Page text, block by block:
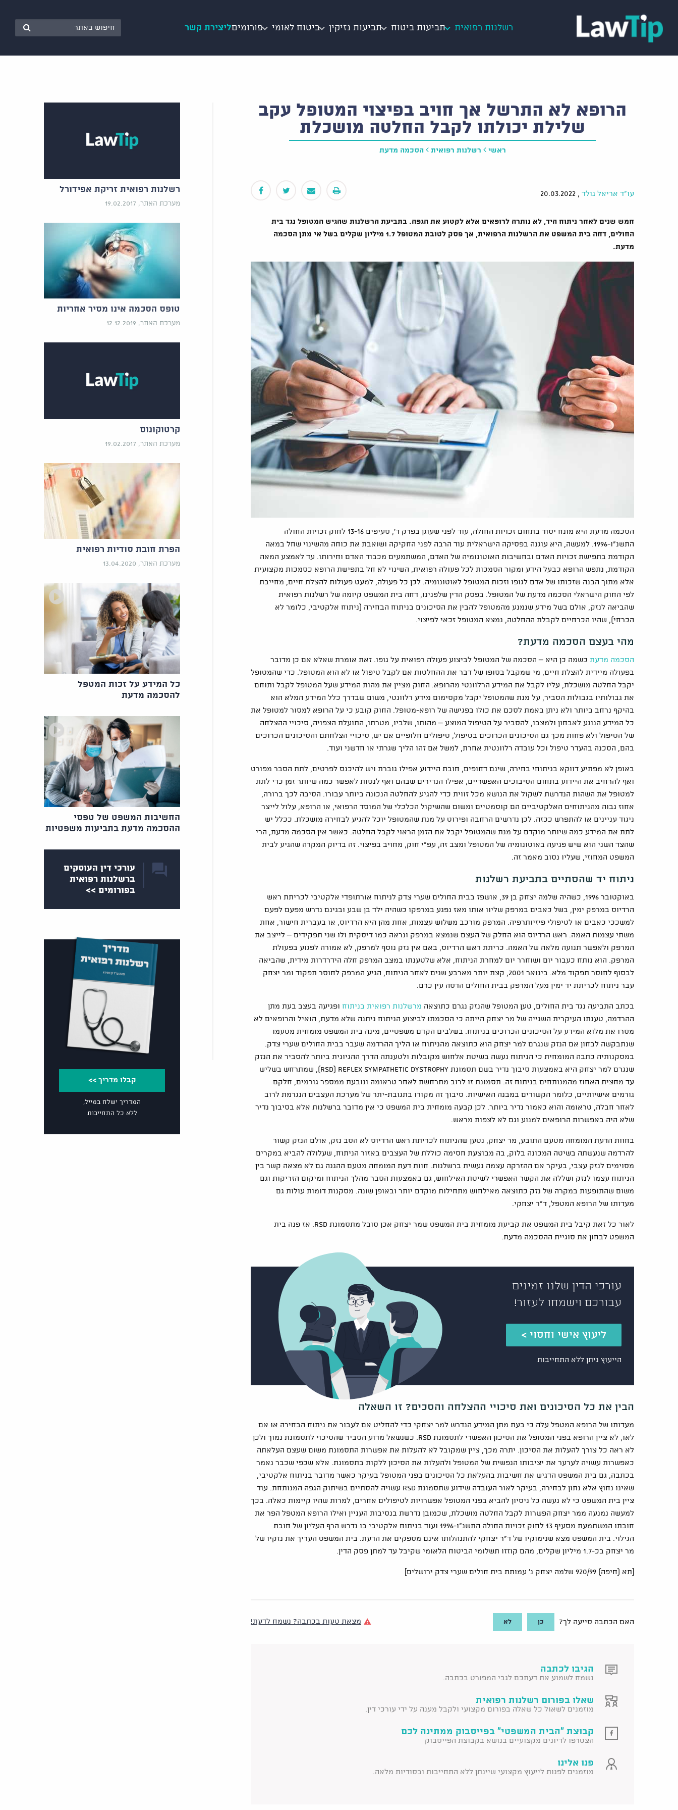
רשלנות רפואית תביעות ביטוח תביעות נזיקין ביטוח לאומי פורומיםליצירת קשר
הרופא לא התרשל אך חויב בפיצוי המטופל עקב
שלילת יכולתו לקבל החלטה מושכלת
ראשי רשלנות רפואית הסכמה מדעת
עו"ד אריאל גולד ,
20.03.2022
חמש שנים לאחר ניתוח היד, לא נותרה לרופאים אלא לקטוע את הגפה. בתביעת הרשלנות שהגיש המטופל נגד בית
החולים, דחה בית המשפט את הרשלנות הרפואית, אך פסק לטובת המטופל 1.7 מיליון שקלים בשל אי מתן הסכמה
מדעת.
הסכמה מדעת היא מונח יסוד בתחום זכויות החולה, עוד לפני שעוגן בפרק ד', סעיפים 13-16 לחוק זכויות החולה
התשנ"ו-1996. למעשה, היא עוגנה בפסיקה הישראלית עוד הרבה לפני החקיקה ושואבת את כוחה מהשינוי שחל במאה
הקודמת בתפישת זכויות האדם ובחשיבות האוטונומיה של האדם, המשתמעים מכבוד האדם וחירותו. עד לאמצע המאה
הקודמת, נתפש הרופא כבעל הידע ומקור הסמכות לכל פעולה רפואית, השינוי לא חל בתפישת הרופא כסמכות מקצועית
אלא מתוך הבנה שזכותו של אדם לגופו וזכות המטופל לאוטונומיה. לכן כל פעולה, למעט פעולות להצלת חיים, מחייבת
לפי החוק הישראלי הסכמה מדעת של המטופל. בפסק הדין שלפנינו, דחה בית המשפט קיומה של רשלנות רפואית
שהביאה לנזק, אולם בשל מידע שנמנע מהמטופל להבין את הסיכונים בניתוח הבחירה (ניתוח אלקטיבי, כלומר לא
הכרחי), שהיו הכרחיים לקבלת ההחלטה, נמצא המטופל זכאי לפיצוי.
מהי בעצם הסכמה מדעת?
הסכמה מדעת כשמה כן היא – הסכמה של המטופל לביצוע פעולה רפואית על גופו. זאת אומרת שאלא אם כן מדובר
בפעולה מיידית להצלת חיים, מי שמקבל בסופו של דבר את ההחלטות אם לקבל טיפול או לא הוא המטופל. כדי שהמטופל
יקבל החלטה מושכלת, עליו לקבל את המידע הרלוונטי מהרופא. החוק מציין את מהות המידע שעל המטופל לקבל ותוחם
את גבולותיו בגבולות הסביר, על מנת שהמטופל יקבל מקסימום מידע רלוונטי, משום שבדרך כלל המידע המלא הוא
בהיקף נרחב ביותר ולא ניתן באמת לסכם את כולו בפגישה של רופא-מטופל. החוק קובע כי על הרופא למסור למטופל את
כל המידע הנוגע לאבחון ולמצבו, להסביר על הטיפול המוצע – מהותו, שלביו, מטרתו, התועלת הצפויה, סיכויי ההצלחה
של הטיפול ולא פחות מכך גם הסיכונים הכרוכים בטיפול, טיפולים חלופיים אם יש, סיכויי הצלחתם והסיכונים הכרוכים
בהם, הסכנה בהעדר טיפול וכל עובדה רלוונטית אחרת, למשל אם זהו הליך שגרתי או חדשני ועוד.
באופן לא מפתיע דווקא בניתוחי בחירה, שינם דחופים, חובת היידוע אפילו גוברת ויש להיכנס לפרטים, לתת הסבר מפורט
ואף להרחיב את היידוע בתחום הסיבוכים האפשריים, אפילו הנדירים שבהם ואף לנסות לאפשר כמה שיותר זמן כדי לתת
למטופל את השהות הנדרשת לשקול את הנושא מכל זווית כדי להגיע להחלטה הנכונה ביותר עבורו. הסיבה לכך ברורה,
אחוז גבוה מהניתוחים האלקטיביים הם קוסמטיים ומשום שהשיקול הכלכלי של המוסד הרפואי, או הרופא, עלול לייצר
ניגוד עניינים או להתפרש ככזה. לכן נדרשים הרחבה ופירוט על מנת שהמטופל יוכל להגיע לבחירה מושכלת. ככלל יש
לתת את המידע כמה שיותר מוקדם על מנת שהמטופל יקבל את הזמן הראוי לקבל החלטה. כאשר אין הסכמה מדעת, הרי
שהצד השני הוא שיש פגיעה באוטונומיה של המטופל ומצב זה, עפ"י חוק, מחויב בפיצוי. זה בדיוק המקרה שהגיע לבית
המשפט המחוזי, שעליו נסוב מאמר זה.
ניתוח יד שהסתיים בתביעת רשלנות
באוקטובר 1996, כשהיה שלמה יצחק בן 39, אושפז בבית החולים שערי צדק לניתוח אורתופדי אלקטיבי לכריתת ראש
הרדיוס במרפק ימין, בשל כאבים במרפק שליוו אותו מאז נפגע במרפקו כשהיה ילד בן שבע ובגינם נדרש מפעם לפעם
למשככי כאבים או לטיפולי פיזיותרפיה. המרפק מורכב משלוש עצמות, אחת מהן היא הרדיוס, או בעברית חישור, אחת
משתי עצמות האמה. ראש הרדיוס הוא החלק של העצם שנמצא במרפק ונראה כמו דיסקית ולו שני תפקידים – לייצב את
המרפק ולאפשר תנועה מלאה של האמה. כריתת ראש הרדיוס, באם אין נזק נוסף למרפק, לא אמורה לפגוע בפעולת
המרפק. הוא נותח כעבור יום ושוחרר יום למחרת הניתוח, אלא שלטענתו במצב המרפק חלה הידרדרות מידית, שהביאה
לבסוף לחוסר תפקוד מלא. בינואר 2001, קצת יותר מארבע שנים לאחר הניתוח, הגיע המרפק לחוסר תפקוד ומר יצחק
עבר ניתוח לכריתת יד ימין מעל המרפק בבית החולים הדסה עין כרם.
בכתב התביעה נגד בית החולים, טען המטופל שהנזק נגרם כתוצאה מרשלנות רפואית בניתוח ופגיעה בעצב בעת מתן
ההרדמה, טענתו העיקרית השנייה של מר יצחק הייתה כי הסכמתו לביצוע הניתוח ניתנה שלא מדעת, הואיל והרופאים לא
מסרו את מלוא המידע על הסיכונים הכרוכים בניתוח. בשלבים הקדם משפטיים, מינה בית המשפט מומחית מטעמו
שנתבקשה לבחון אם הנזק שנגרם למר יצחק הוא כתוצאה מהניתוח או הליך ההרדמה שעבר בבית החולים שערי צדק.
במסקנותיה כתבה המומחית כי הניתוח נעשה בשיטת אלחוש מקובלות ולטענתה הדרך ההגיונית ביותר להסביר את הנזק
שנגרם למר יצחק היא באמצעות סיבוך נדיר בשם תסמונת RSD) Reflex Sympathetic Dystrophy), שמתרחש בשליש
עד מחצית האחוז מהמנותחים בניתוח זה. תסמונת זו לרוב מתרחשת לאחר טראומה ונובעת ממספר גורמים, חלקם
גורמים אישיותיים, כלומר הקשורים במבנה האישיות. סיבוך זה מקורו בתגובת-יתר של מערכת העצבים הנגרמת לרוב
לאחר חבלה, טראומה והוא כאמור נדיר ביותר. לכן קבעה מומחית בית המשפט כי אין מדובר ברשלנות אלא בסיבוך נדיר
שלא היה באפשרות הרופאים למנוע וגם לא לצפות מראש.
בחוות הדעת המומחה מטעם התובע, מר יצחק, נטען שהניתוח לכריתת ראש הרדיוס לא הסב נזק, אולם הנזק קשור
להרדמה שנעשתה בשיטה המכונה בלוק, בה מבוצעת חסימה כוללת של העצבים באזור הניתוח, שעלולה להביא במקרים
מסוימים לנזק עצבי, בעיקר אם ההזרקה עצמה נעשית ברשלנות. חוות דעת המומחה מטעם ההגנה גם לא מצאה קשר בין
הניתוח עצמו לנזק ושללה את הקשר האפשרי לשיטת האילחוש, גם באמצעות הסבר מהלך הניתוח ומיקום הזריקות וגם
משום שהתופעות במקרה של נזק כתוצאה מאילחוש מתחילות מוקדם יותר ובאופן שונה. מסקנות דומות עולות גם
מעדותו של הרופא המטפל, ד"ר יצחקי.
לאור כל זאת קיבל בית המשפט את קביעת מומחית בית המשפט שמר יצחק אכן סובל מתסמונת RSD. אז פנה בית
המשפט לבחון את סוגיית ההסכמה מדעת.
עורכי הדין שלנו זמינים
עבורכם וישמחו לעזור!
ליעוץ אישי וחסוי >
הייעוץ ניתן ללא התחייבות
הבין את כל הסיכונים ואת סיכויי ההצלחה והסכים? זו השאלה
מעדותו של הרופא המטפל עלה כי בעת מתן המידע הנדרש למר יצחקי כדי להחליט אם לעבור את ניתוח הבחירה או אם
לאו, לא ציין הרופא בפני המטופל את הסיכון האפשרי לתסמונת RSD. כשנשאל מדוע הסביר שהסיכוי לתסמונת נמוך ולכן
לא ראה כל צורך להעלות את הסיכון. יתרה מכך, ציין שמקובל לא להעלות את אפשרות התסמונת משום שעצם העלאתה
כאפשרות עשויה לערער את יציבותו הנפשית של המטופל ולהעלות את הסיכון ללקות בתסמונת. אלא שכפי שכבר נאמר
בכתבה, גם בית המשפט הדגיש את חשיבות בהעלאת כל הסיכונים בפני המטופל בעיקר כאשר מדובר בניתוח אלקטיבי,
שאינו נחוץ אלא נתון לבחירה, בעיקר לאור העובדה שידוע שתסמונת RSD עשויה להסתיים בשיתוק הגפה המנותחת. עוד
ציין בית המשפט כי לא נעשה כל ניסיון להביא בפני המטופל אפשרויות לטיפולים אחרים, למרות שהיו קיימות כאלה. בכך
למעשה נמנעה ממר יצחק הפשרות לקבל החלטה מושכלת, שכמובן נדרשת בנסיבות העניין ואילו הרופא המטפל הפר את
חובתו המשתמעת מסעיף 13 לחוק זכויות החולה התשנ"ו-1996 ועוד בניתוח אלקטיבי בו נדרש הרף העליון של חובת
הגילוי. בית המשפט מצא שנימוקיו של ד"ר יצחקי להתנהלותו אינם מספקים את הדעת. בית המשפט העריך את נזקיו של
מר יצחק בכ-1.7 מיליון שקלים, מהם קוזזו תשלומי הביטוח הלאומי שקיבל עד למתן פסק הדין.
[תא (חיפה) 920/99‏ ‏שלמה יצחק נ' עמותת בית חולים שערי צדק ירושלים]
האם הכתבה סייעה לך? כן לא מצאת טעות בכתבה? נשמח לדעת!
הגיבו לכתבה
נשמח לשמוע את דעתכם לגבי המפורט בכתבה.
שאלו בפורום רשלנות רפואית
מוזמנים לשאול כל שאלה בפורום מקצועי ולקבל מענה על ידי עורכי דין.
קבוצת "הבית המשפטי" בפייסבוק ממתינה לכם
הצטרפו לדיונים מקצועיים בנושא בקבוצת הפייסבוק
פנו אלינו
מוזמנים לפנות לייעוץ מקצועי שיינתן ללא התחייבות ובסודיות מלאה.
רשלנות רפואית זריקת אפידורל
מערכת האתר, 19.02.2017
טופס הסכמה אינו מסיר אחריות
מערכת האתר, 12.12.2019
קרטוקונוס
מערכת האתר, 19.02.2017
הפרת חובת סודיות רפואית
מערכת האתר, 13.04.2020
כל המידע על זכות המטפל
להסכמה מדעת
החשיבות המשפט של טפסי
ההסכמה מדעת בתביעות משפטיות
עורכי דין העוסקים
ברשלנות רפואית
בפורומים >>
קבלו מדריך >>
המדריך ישלח במייל,
ללא כל התחייבות